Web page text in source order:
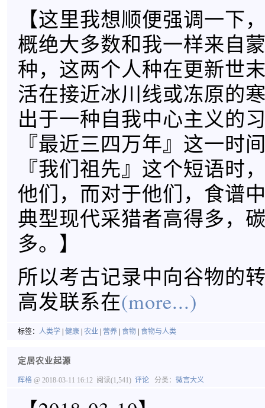
【这里我想顺便强调一下
概绝大多数和我一样来自
种，这两个人种在更新世
活在接近冰川线或冻原的
出于一种自我中心主义的
『最近三四万年』这一时
『我们祖先』这个短语时
他们，而对于他们，食谱
典型现代采猎者高得多，
多。】
所以考古记录中向谷物的
高发联系在(more...)
标签： 人类学 | 健康 | 农业 | 营养 | 食物 | 食物与人类
定居农业起源
辉格 @ 2018-03-11 16:12 阅读(1,541) 评论 分类： 微言大义